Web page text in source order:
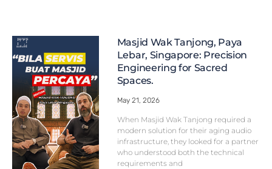
Masjid Wak Tanjong, Paya
Lebar, Singapore: Precision
Engineering for Sacred
Spaces.
May 21, 2026
When Masjid Wak Tanjong required a
modern solution for their aging audio
infrastructure, they looked for a partner
who understood both the technical
requirements and